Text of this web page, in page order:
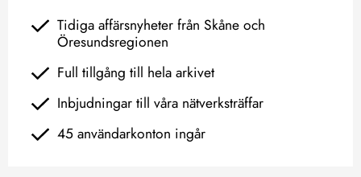
Tidiga affärsnyheter från Skåne och
Öresundsregionen
Full tillgång till hela arkivet
Inbjudningar till våra nätverksträffar
45 användarkonton ingår